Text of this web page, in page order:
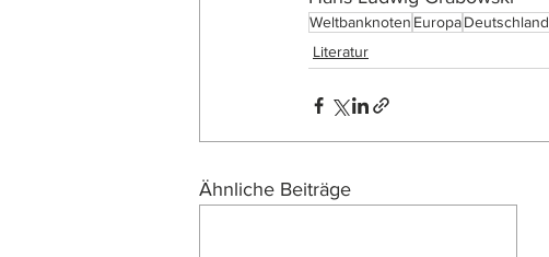
Weltbanknoten EuropaDeutschland
Literatur
Ähnliche Beiträge